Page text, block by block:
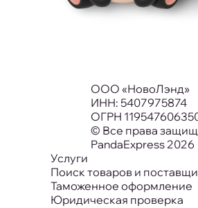
ООО «НовоЛэнд»
ИНН: 5407975874
ОГРН
© Все права
PandaExpress 2026
Услуги
Поиск товаров и